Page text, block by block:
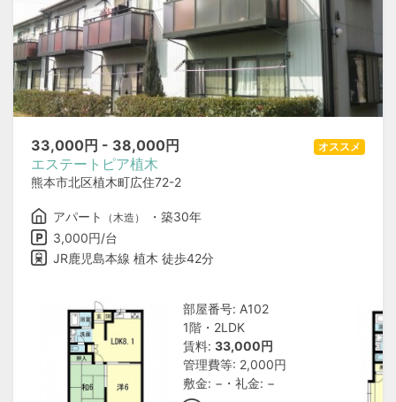
33,000円 - 38,000円
エステートピア植木
熊本市北区植木町広住72-2
オススメ
アパート （木造）
・築30年
3,000円/台
JR鹿児島本線 植木 徒歩42分
部屋番号: A102
1階・2LDK
賃料: 33,000円
管理費等: 2,000円
敷金: −・礼金: −